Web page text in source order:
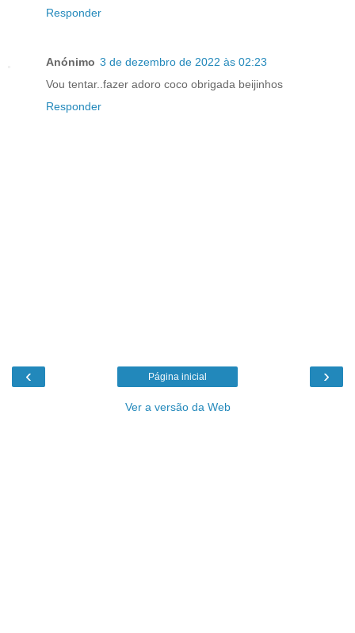
Responder
Anónimo 3 de dezembro de 2022 às 02:23
Vou tentar..fazer adoro coco obrigada beijinhos
Responder
‹ ›
Página inicial
Ver a versão da Web